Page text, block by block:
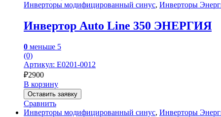
Инверторы модифицированный синус, Инверторы
Инвертор Auto Line 350 ЭНЕРГИЯ
0 меньше 5
(0)
Артикул: Е0201-0012
₽2900
В корзину
Оставить заявку
Сравнить
Инверторы модифицированный синус, Инверторы